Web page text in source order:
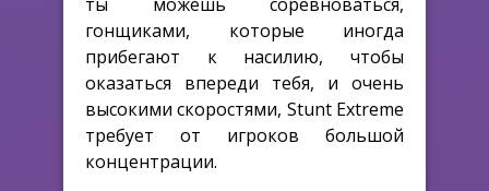
гонщиками, которые иногда
прибегают к насилию, чтобы
оказаться впереди тебя, и очень
высокими скоростями, Stunt Extreme
требует от игроков большой
концентрации.